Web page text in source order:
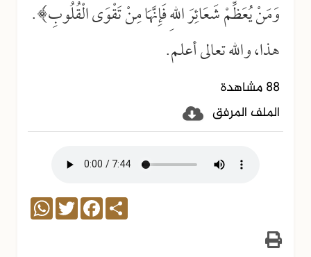
وَمَنْ يُعَظِّمْ شَعَائِرَ اللهِ فَإِنَّهَا مِنْ تَقْوَى الْقُلُوبِ﴾.
هذا، والله تعالى أعلم.
88 مشاهدة
الملف المرفق
Share
Facebook
Twitter
WhatsApp